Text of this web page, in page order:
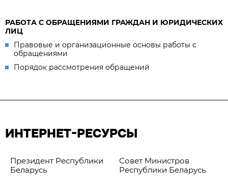
РАБОТА С ОБРАЩЕНИЯМИ ГРАЖДАН И ЮРИДИЧЕСКИХ
ЛИЦ
Правовые и организационные основы работы с
обращениями
Порядок рассмотрения обращений
ИНТЕРНЕТ-РЕСУРСЫ
Президент Республики
Беларусь
Совет Министров
Республики Беларусь